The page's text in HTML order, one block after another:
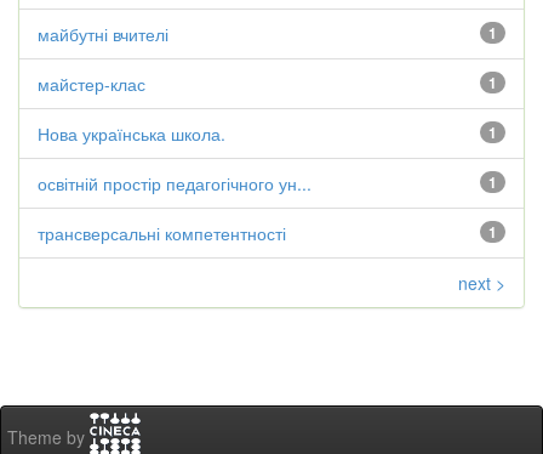
1
майбутні вчителі
1
майстер-клас
1
Нова українська школа.
1
освітній простір педагогічного ун...
1
трансверсальні компетентності
next >
Theme by